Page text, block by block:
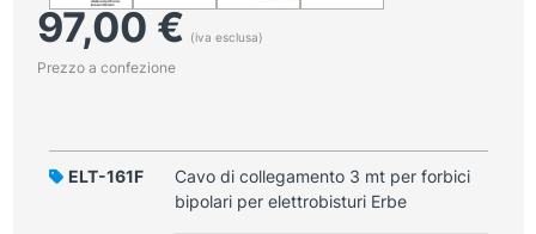
97,00€ (iva esclusa)
Prezzo a confezione
ELT-161F
Cavo di collegamento 3 mt per forbici
bipolari per elettrobisturi Erbe